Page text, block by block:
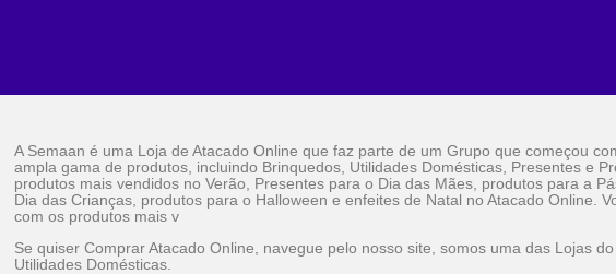
A Semaan é uma Loja de Atacado Online que faz parte de um Grupo que começou
ampla gama de produtos, incluindo Brinquedos, Utilidades Domésticas, Presentes e
produtos mais vendidos no Verão, Presentes para o Dia das Mães, produtos para a
Dia das Crianças, produtos para o Halloween e enfeites de Natal no Atacado
com os produtos mais v
Se quiser Comprar Atacado Online, navegue pelo nosso site, somos uma das Lojas
Utilidades Domésticas.